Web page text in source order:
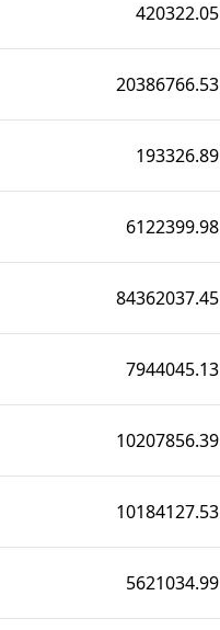
420322.05
20386766.53
193326.89
6122399.98
84362037.45
7944045.13
10207856.39
10184127.53
5621034.99